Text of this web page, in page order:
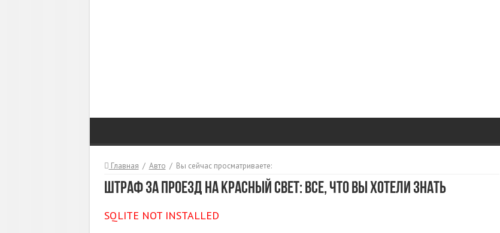
Главная / Авто / Вы сейчас просматриваете:
Штраф за проезд на красный свет: все, что вы хотели знать
SQLITE NOT INSTALLED